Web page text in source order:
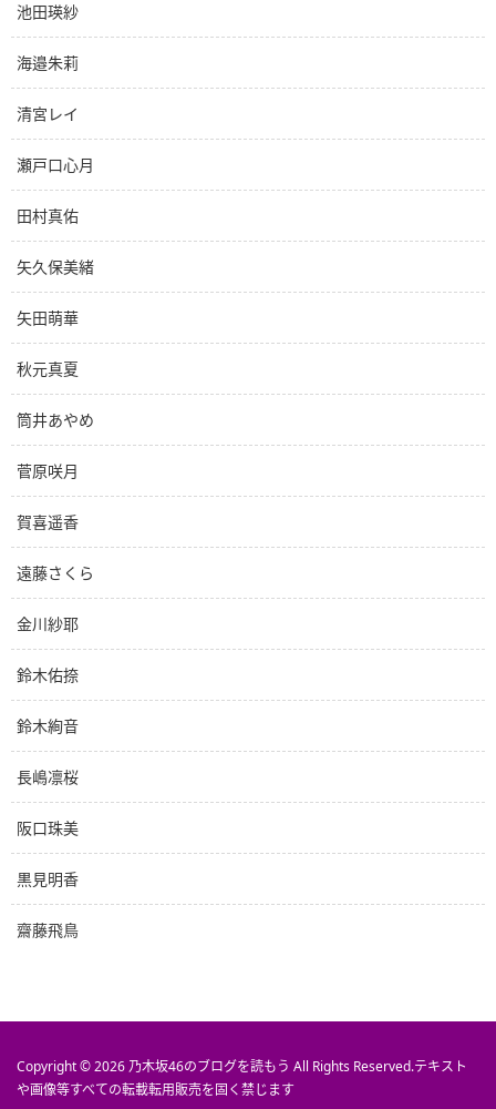
池田瑛紗
海邉朱莉
清宮レイ
瀬戸口心月
田村真佑
矢久保美緒
矢田萌華
秋元真夏
筒井あやめ
菅原咲月
賀喜遥香
遠藤さくら
金川紗耶
鈴木佑捺
鈴木絢音
長嶋凛桜
阪口珠美
黒見明香
齋藤飛鳥
Copyright © 2026乃木坂46のブログを読もう All Rights Reserved.テキスト
や画像等すべての転載転用販売を固く禁じます